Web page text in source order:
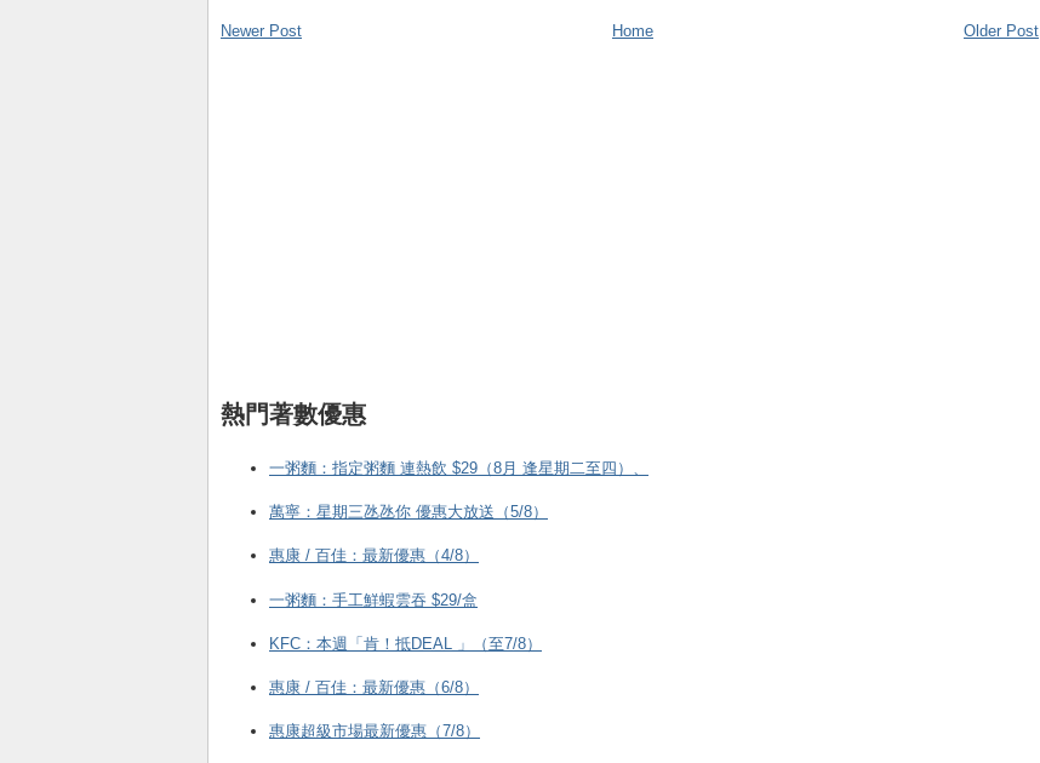
Newer Post Older Post
Home
熱門著數優惠
一粥麵：指定粥麵 連熱飲 $29（8月 逢星期二至四）、
萬寧：星期三氹氹你 優惠大放送（5/8）
惠康 / 百佳：最新優惠（4/8）
一粥麵：手工鮮蝦雲吞 $29/盒
KFC ：本週「肯！抵DEAL 」（至7/8）
惠康 / 百佳：最新優惠（6/8）
惠康超級市場最新優惠（7/8）